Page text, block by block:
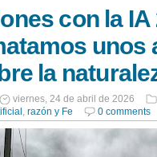
con la
unos
la
viernes, 24 de abril de 2026
, razón y Fe 0 comments